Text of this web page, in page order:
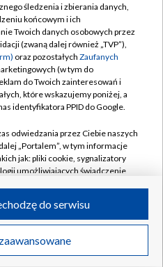
TVP
TVP
prywatności
zgody
Pomoc
S.A. w likwidacji
śledzenia i zbierania danych,
końcowym i ich
Twoich danych osobowych przez
(zwaną dalej również „TVP”),
oraz pozostałych Zaufanych
(w tym do
do Twoich zainteresowań i
które wskazujemy poniżej, a
identyfikatora PPID do Google.
odwiedzania przez Ciebie naszych
„Portalem”, w tym informacje
jak: pliki cookie, sygnalizatory
umożliwiających świadczenie
odwiedzania przez Ciebie
takie jak adresy IP, identyfikatory
do serwisu